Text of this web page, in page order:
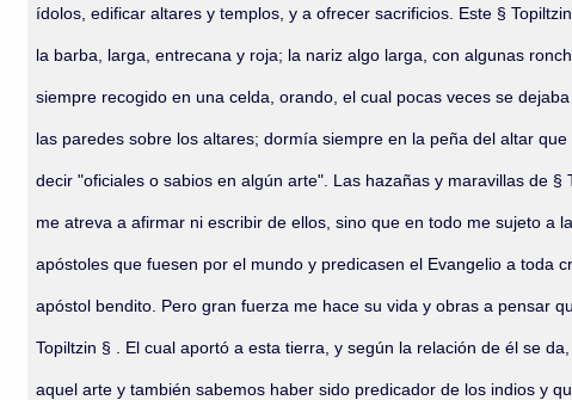
ídolos, edificar altares y templos, y a ofrecer sacrificios. Este §
la barba, larga, entrecana y roja; la nariz algo larga, con algunas
siempre recogido en una celda, orando, el cual pocas veces se
las paredes sobre los altares; dormía siempre en la peña del altar
decir "oficiales o sabios en algún arte". Las hazañas y maravillas de
me atreva a afirmar ni escribir de ellos, sino que en todo me sujeto a
apóstoles que fuesen por el mundo y predicasen el Evangelio a toda
apóstol bendito. Pero gran fuerza me hace su vida y obras a pensar
Topiltzin § . El cual aportó a esta tierra, y según la relación de él se
aquel arte y también sabemos haber sido predicador de los indios y